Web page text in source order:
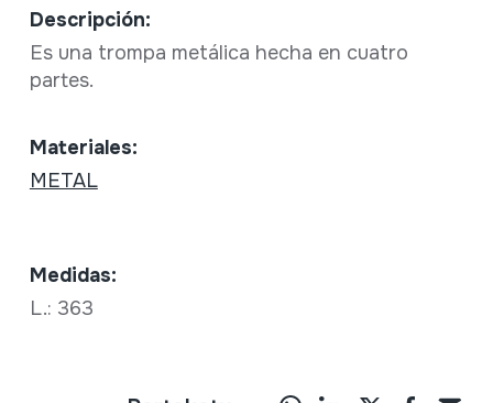
Descripción:
Es una trompa metálica hecha en cuatro
partes.
Materiales:
METAL
Medidas:
L.: 363